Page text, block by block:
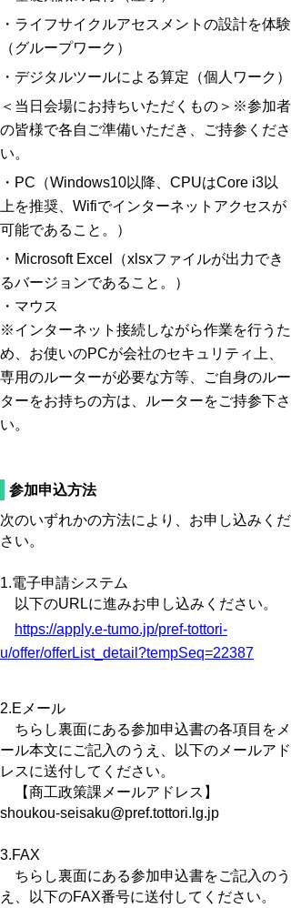
・ライフサイクルアセスメントの設計を体験
（グループワーク）
・デジタルツールによる算定（個人ワーク）
＜当日会場にお持ちいただくもの＞※参加者
の皆様で各自ご準備いただき、ご持参くださ
い。
・PC（Windows10以降、CPUはCore i3以
上を推奨、Wifiでインターネットアクセスが
可能であること。）
・Microsoft Excel（xlsxファイルが出力でき
るバージョンであること。）
・マウス
※インターネット接続しながら作業を行うた
め、お使いのPCが会社のセキュリティ上、
専用のルーターが必要な方等、ご自身のルー
ターをお持ちの方は、ルーターをご持参下さ
い。
参加申込方法
次のいずれかの方法により、お申し込みくだ
さい。
1.電子申請システム
以下のURLに進みお申し込みください。
https://apply.e-tumo.jp/pref-tottori-
u/offer/offerList_detail?tempSeq=22387
2.Eメール
ちらし裏面にある参加申込書の各項目をメ
ール本文にご記入のうえ、以下のメールアド
レスに送付してください。
【商工政策課メールアドレス】
shoukou-seisaku@pref.tottori.lg.jp
3.FAX
ちらし裏面にある参加申込書をご記入のう
え、以下のFAX番号に送付してください。